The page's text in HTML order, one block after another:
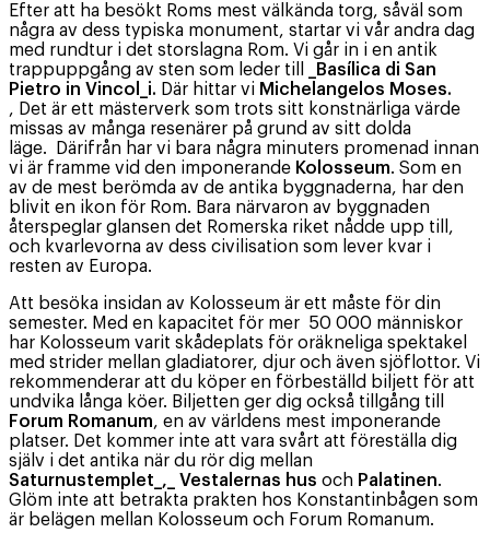
Efter att ha besökt Roms mest välkända torg, såväl som
några av dess typiska monument, startar vi vår andra dag
med rundtur i det storslagna Rom. Vi går in i en antik
trappuppgång av sten som leder till
_Basílica di San
Pietro in Vincol_i. Där hittar vi Michelangelos Moses.
, Det är ett mästerverk som trots sitt konstnärliga värde
missas av många resenärer på grund av sitt dolda
läge. Därifrån har vi bara några minuters promenad innan
vi är framme vid den imponerande Kolosseum. Som en
av de mest berömda av de antika byggnaderna, har den
blivit en ikon för Rom. Bara närvaron av byggnaden
återspeglar glansen det Romerska riket nådde upp till,
och kvarlevorna av dess civilisation som lever kvar i
resten av Europa.
Att besöka insidan av Kolosseum är ett måste för din
semester. Med en kapacitet för mer 50 000 människor
har Kolosseum varit skådeplats för oräkneliga spektakel
med strider mellan gladiatorer, djur och även sjöflottor. Vi
rekommenderar att du köper en förbeställd biljett för att
undvika långa köer. Biljetten ger dig också tillgång till
Forum Romanum, en av världens mest imponerande
platser. Det kommer inte att vara svårt att föreställa dig
själv i det antika när du rör dig mellan
Saturnustemplet_,_
Vestalernas hus och Palatinen.
Glöm inte att betrakta prakten hos Konstantinbågen som
är belägen mellan Kolosseum och Forum Romanum.